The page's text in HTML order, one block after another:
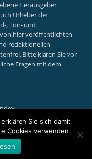
Herausgeber
Urheber der
, Ton- und
hier veröffentlichten
redaktionellen
Bitte klären Sie vor
Fragen mit dem
WordPress
Sie sich damit
Cookies verwenden.